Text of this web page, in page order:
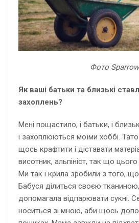
Фото Sparrow
Як ваші батьки та близькі
захоплень?
Мені пощастило, і батьки, і
і захоплюються моїми хоббі.
щось крафтити і діставати
висотник, альпініст, так що
Ми так і крила зробили з того,
Бабуся ділиться своєю
допомагала відпарювати сукні.
носиться зі мною, аби щось